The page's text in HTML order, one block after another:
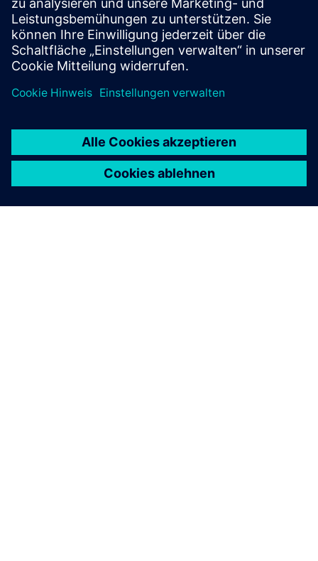
von Minuten konsistente DMC/QR-Kennzeichnungen für
Millionen von ...
Mehr erfahren